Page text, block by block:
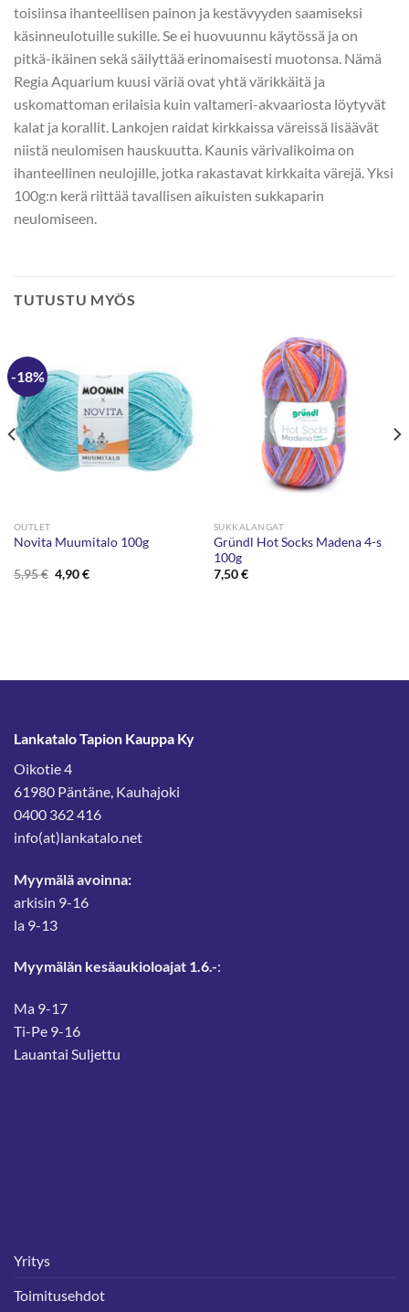
toisiinsa ihanteellisen painon ja kestävyyden saamiseksi
käsinneulotuille sukille. Se ei huovuunnu käytössä ja on
pitkä-ikäinen sekä säilyttää erinomaisesti muotonsa. Nämä
Regia Aquarium kuusi väriä ovat yhtä värikkäitä ja
uskomattoman erilaisia kuin valtameri-akvaariosta löytyvät
kalat ja korallit. Lankojen raidat kirkkaissa väreissä lisäävät
niistä neulomisen hauskuutta. Kaunis värivalikoima on
ihanteellinen neulojille, jotka rakastavat kirkkaita värejä. Yksi
100g:n kerä riittää tavallisen aikuisten sukkaparin
neulomiseen.
TUTUSTU MYÖS
-18%
OUTLET
Novita Muumitalo 100g
5,95€ Alkuperäinen
hinta
4,90€Nykyinen
SUKKALANGAT
Gründl Hot Socks Madena 4-s
100g
7,50€
Lankatalo Tapion Kauppa Ky
Oikotie 4
61980 Päntäne, Kauhajoki
0400 362 416
info(at)lankatalo.net
Myymälä avoinna:
arkisin 9-16
la 9-13
Myymälän kesäaukioloajat 1.6.-:
Ma 9-17
Ti-Pe 9-16
Lauantai Suljettu
Yritys
Toimitusehdot